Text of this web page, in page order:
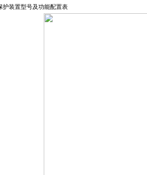
护装置型号及功能配置表